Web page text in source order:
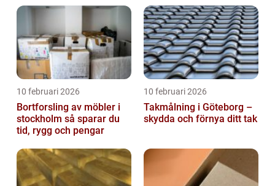
10 februari 2026
Bortforsling av möbler i
stockholm så sparar du
tid, rygg och pengar
10 februari 2026
Takmålning i Göteborg –
skydda och förnya ditt tak